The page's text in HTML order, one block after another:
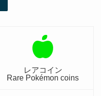
レアコイン
Rare Pokémon coins